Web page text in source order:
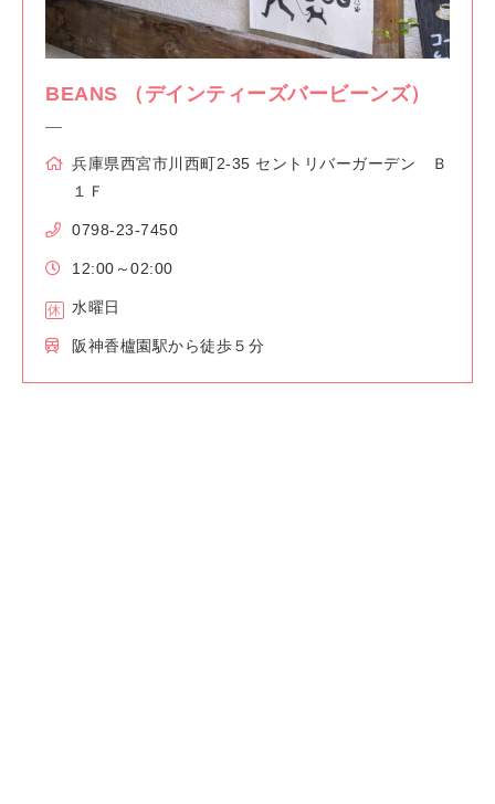
BEANS （デインティーズバービーンズ）
兵庫県西宮市川西町2-35 セントリバーガーデン Ｂ
１Ｆ
0798-23-7450
12:00～02:00
水曜日
阪神香櫨園駅から徒歩５分